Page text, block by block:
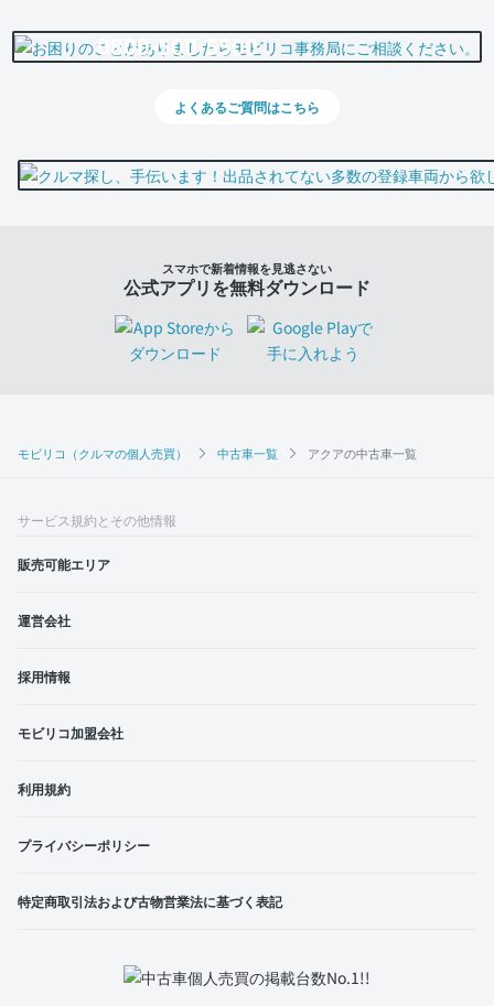
モビリコ（クルマの個人売買） 中古車一覧 アクアの中古車一覧
0800-500-5500
よくあるご質問はこちら
スマホで新着情報を見逃さない
公式アプリを無料ダウンロード
サービス規約とその他情報
販売可能エリア
運営会社
採用情報
モビリコ加盟会社
利用規約
プライバシーポリシー
特定商取引法および古物営業法に基づく表記